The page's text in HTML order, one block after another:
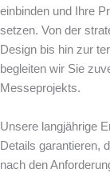
einbinden und Ihre
setzen. Von der
Design bis hin zur
begleiten wir Sie
Messeprojekts.
Unsere langjährige
Details garantieren,
nach den